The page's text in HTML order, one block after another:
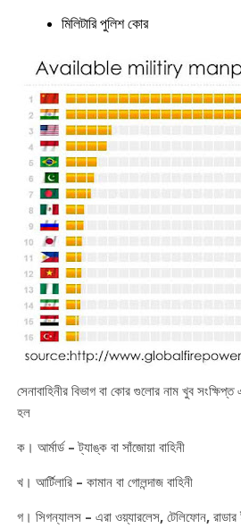
মিলিটারি পুলিশ কোর
সেনাবাহিনীর বিভাগ বা কোর গুলোর নাম খুব
হল
ক। আর্মার্ড – ট্যাঙ্ক বা সাঁজোয়া বাহিনী
খ। আর্টিলারি – কামান বা গোলন্দাজ বাহিনী
গ। সিগন্যালস – এরা ওয়্যারলেস, টেলিফোন, রাডার